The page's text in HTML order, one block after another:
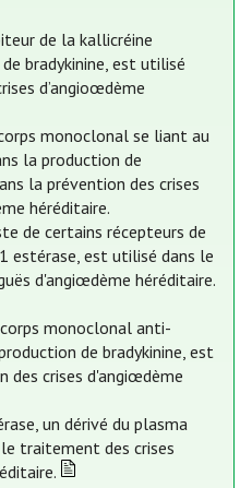
de la kallicréine
bradykinine, est utilisé
d’angioœdème
monoclonal se liant au
la production de
la prévention des crises
héréditaire.
de certains récepteurs de
estérase, est utilisé dans le
d'angiœdème héréditaire.
monoclonal anti-
de bradykinine, est
des crises d'angiœdème
un dérivé du plasma
traitement des crises